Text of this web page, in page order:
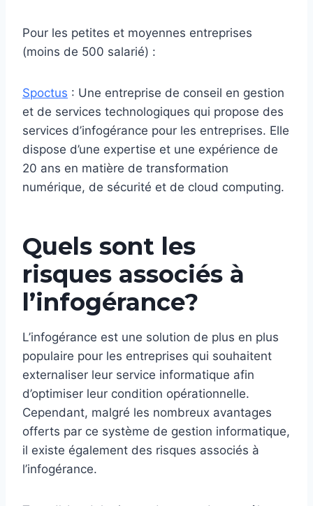
Pour les petites et moyennes entreprises
(moins de 500 salarié) :
Spoctus : Une entreprise de conseil en gestion
et de services technologiques qui propose des
services d’infogérance pour les entreprises. Elle
dispose d’une expertise et une expérience de
20 ans en matière de transformation
numérique, de sécurité et de cloud computing.
Quels sont les
risques associés à
l’infogérance?
L’infogérance est une solution de plus en plus
populaire pour les entreprises qui souhaitent
externaliser leur service informatique afin
d’optimiser leur condition opérationnelle.
Cependant, malgré les nombreux avantages
offerts par ce système de gestion informatique,
il existe également des risques associés à
l’infogérance.